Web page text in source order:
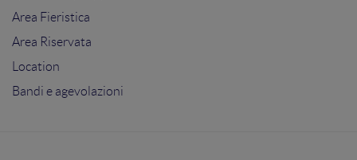
Area Fieristica
Area Riservata
Location
Bandi e agevolazioni